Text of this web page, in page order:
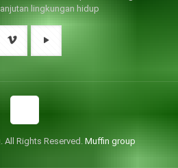
lingkungan hidup
Rights Reserved. Muffin group